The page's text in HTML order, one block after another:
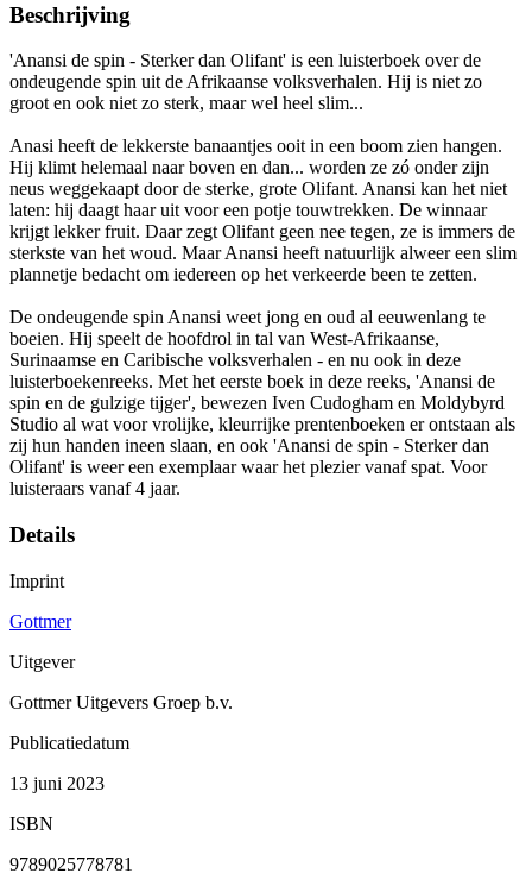
Beschrijving
'Anansi de spin - Sterker dan Olifant' is een luisterboek over de
ondeugende spin uit de Afrikaanse volksverhalen. Hij is niet zo
groot en ook niet zo sterk, maar wel heel slim...
Anasi heeft de lekkerste banaantjes ooit in een boom zien hangen.
Hij klimt helemaal naar boven en dan... worden ze zó onder zijn
neus weggekaapt door de sterke, grote Olifant. Anansi kan het niet
laten: hij daagt haar uit voor een potje touwtrekken. De winnaar
krijgt lekker fruit. Daar zegt Olifant geen nee tegen, ze is immers de
sterkste van het woud. Maar Anansi heeft natuurlijk alweer een slim
plannetje bedacht om iedereen op het verkeerde been te zetten.
De ondeugende spin Anansi weet jong en oud al eeuwenlang te
boeien. Hij speelt de hoofdrol in tal van West-Afrikaanse,
Surinaamse en Caribische volksverhalen - en nu ook in deze
luisterboekenreeks. Met het eerste boek in deze reeks, 'Anansi de
spin en de gulzige tijger', bewezen Iven Cudogham en Moldybyrd
Studio al wat voor vrolijke, kleurrijke prentenboeken er ontstaan als
zij hun handen ineen slaan, en ook 'Anansi de spin - Sterker dan
Olifant' is weer een exemplaar waar het plezier vanaf spat. Voor
luisteraars vanaf 4 jaar.
Details
Imprint
Gottmer
Uitgever
Gottmer Uitgevers Groep b.v.
Publicatiedatum
13 juni 2023
ISBN
9789025778781